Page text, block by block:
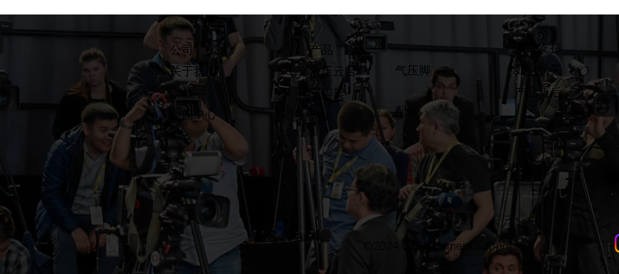
公司
关于我们
条款
​新闻中心
产品
液压云台
三脚架
气压脚
配件
​服务支持
如何购买
产品售后
©2024 OZEN Camera Support